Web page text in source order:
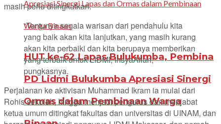
HUT ke-62 Lapas Bulukumba, Pembina
PD Lidmi Bulukumba Apresiasi Sinergi
Ormas dalam Pembinaan Warga
masih perlu ditingkatkan.
“Tentunya segala warisan dari pendahulu kita
yang baik akan kita lanjutkan, yang masih kurang
akan kita perbaiki dan kita berupaya memberikan
yang terbaik untuk LIDMI, InsyaAllah,”
pungkasnya.
Perjalanan ke aktivisan Muhammad Ikram ia mulai dari
Rohis sekolah, hingga menjadi pengurus dan menjabat
ketua umum ditingkat fakultas dan universitas di UINAM, dan